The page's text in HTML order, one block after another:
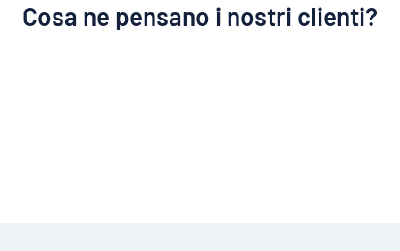
Cosa ne pensano i nostri clienti?